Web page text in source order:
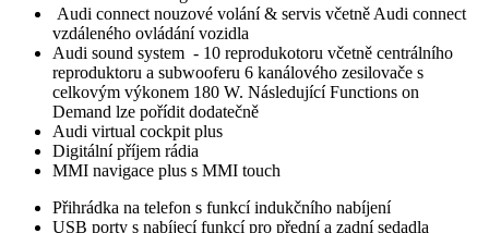
Audi connect nouzové volání & servis včetně Audi connect
vzdáleného ovládání vozidla
Audi sound system - 10 reprodukotoru včetně centrálního
reproduktoru a subwooferu 6 kanálového zesilovače s
celkovým výkonem 180 W. Následující Functions on
Demand lze pořídit dodatečně
Audi virtual cockpit plus
Digitální příjem rádia
MMI navigace plus s MMI touch
Přihrádka na telefon s funkcí indukčního nabíjení
USB porty s nabíjecí funkcí pro přední a zadní sedadla